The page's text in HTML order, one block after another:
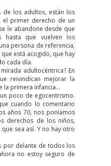
de los adultos, están los
el primer derecho de un
le abandone desde que
hasta que vuelven los
persona de referencia,
está acogido, que hay
cada día.
adultocéntrica? En
reivindican mejorar la
la primera infancia…
poco de egocentrismo.
cuando lo comentario
años 70, nos poníamos
derechos de los niños,
sea así. Y no hay otro
por delante de todos los
no estoy seguro de